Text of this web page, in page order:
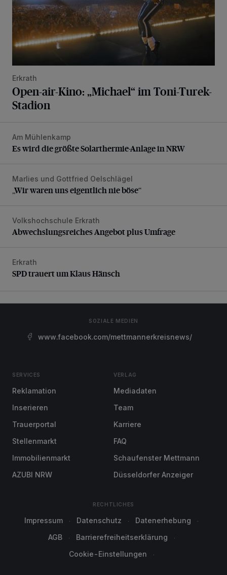
Erkrath
Open-air-Kino: „Michael“ im Toni-Turek-
Stadion
Es wird die größte Solarthermie-Anlage in NRW
Am Mühlenkamp
Es wird die größte Solarthermie-Anlage in NRW
„Wir waren uns eigentlich nie böse“
Marlies und Gottfried Oelschlägel
„Wir waren uns eigentlich nie böse“
Abwechslungsreiches Angebot plus Umfrage
Volkshochschule Erkrath
Abwechslungsreiches Angebot plus Umfrage
SPD trauert um Klaus Hänsch
Erkrath
SPD trauert um Klaus Hänsch
SOZIALE MEDIEN
www.facebook.com/mettmannerkreisnews/
SERVICES
Reklamation
Inserieren
Trauerportal
Stellenmarkt
Immobilienmarkt
AZUBI NRW
VERLAG
Mediadaten
Team
Karriere
FAQ
Schaufenster Mettmann
Düsseldorfer Anzeiger
RECHTLICHES
Impressum Datenschutz
Datenerhebung
AGB
Barrierefreiheitserklärung
Cookie-Einstellungen